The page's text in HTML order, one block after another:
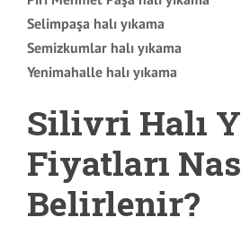
Selimpaşa halı yıkama
Semizkumlar halı yıkama
Yenimahalle halı yıkama
Silivri Halı
Fiyatları
Belirlenir?